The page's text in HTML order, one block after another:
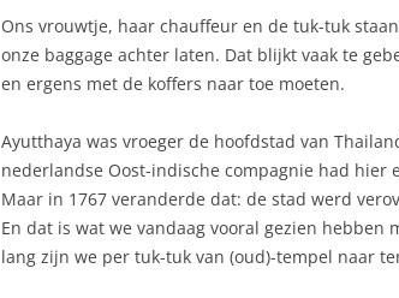
Ons vrouwtje, haar chauffeur en de tuk-tuk
onze baggage achter laten. Dat blijkt vaak te
en ergens met de koffers naar toe moeten.
Ayutthaya was vroeger de hoofdstad van
nederlandse Oost-indische compagnie had hier
Maar in 1767 veranderde dat: de stad werd
En dat is wat we vandaag vooral gezien
lang zijn we per tuk-tuk van (oud)-tempel naar